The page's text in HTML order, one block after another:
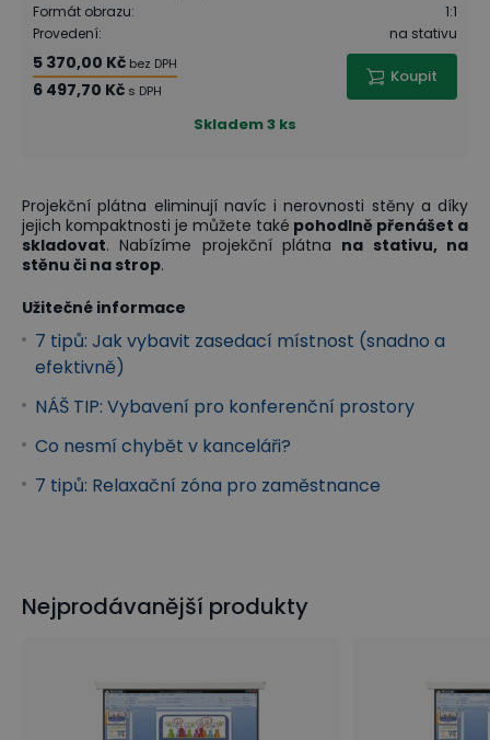
Formát obrazu:
1:1
Provedení: na stativu
5 370,00 Kč bez DPH
6 497,70 Kč s DPH
Koupit
Skladem3 ks
Projekční plátna eliminují navíc i nerovnosti stěny a díky
jejich kompaktnosti je můžete také pohodlně přenášet a
skladovat. Nabízíme projekční plátna na stativu, na
stěnu či na strop.
Užitečné informace
7 tipů: Jak vybavit zasedací místnost (snadno a
efektivně)
NÁŠ TIP: Vybavení pro konferenční prostory
Co nesmí chybět v kanceláři?
7 tipů: Relaxační zóna pro zaměstnance
Nejprodávanější produkty